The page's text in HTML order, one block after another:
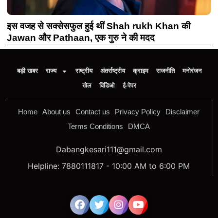
इस वजह से सक्सेसफुल हुई थीं Shah rukh Khan की
Jawan और Pathaan, एक गुरु ने की मदद
बड़ी खबर राज्य राष्ट्रीय अंतर्राष्ट्रीय क्राइम राजनीति
मनोरंजन
खेल
विडिओ ई-पेपर
Home About us Contact us Privacy Policy
Disclaimer
Terms Conditions
DMCA
Dabangkesari111@gmail.com
Helpline: 7880111817 - 10:00 AM to 6:00 PM